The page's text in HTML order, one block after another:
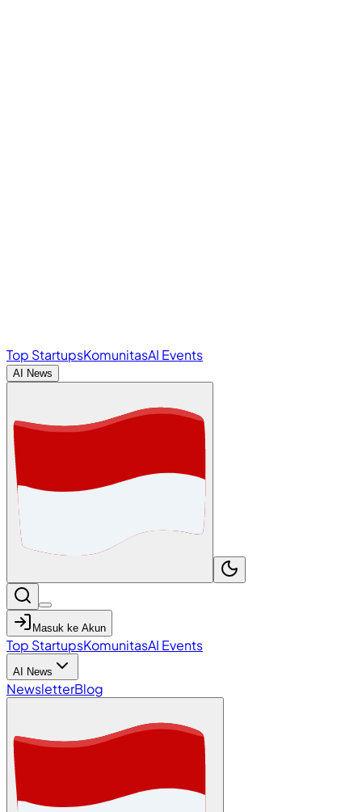
Top StartupsKomunitasAI Events
AI News
Masuk ke Akun
Top StartupsKomunitasAI Events
AI News
NewsletterBlog